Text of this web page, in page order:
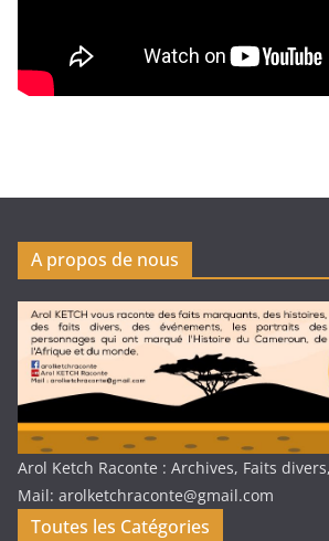
A propos de nous
Arol Ketch Raconte : Archives, Faits
Mail: arolketchraconte@gmail.com
Toutes les Catégories